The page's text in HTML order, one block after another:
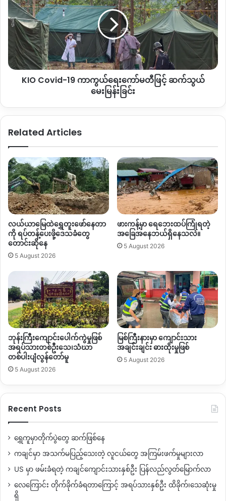
“ဒီအချိန်က ဘယ်လိုပဲဖြစ်ဖြစ် ငြိမ်းချမ်းရေးကို လုပ်ရမှာ။ အခုလိုစာ
ထုတ်တာတွေ့ရတော့ ကျနော်တို့လည်း အရမ်းအံ့သြတယ်။ ငြိမ်းချမ်း
ရေးကမလုပ်။ အခုဆို ကပ်ရောဂါကြောင့် ဘယ်အချိန် ဘာဖြစ်မ
လဲဆိုပြီး ရောဂါကာကွယ်ရေးတွေ လုပ်နေရတာ။ အခုလိုတွေ့ရတော့
မလုပ်သင့်တဲ့အရာလည်း ဖြစ်တယ်။”
စားဂျီ
မတူတဲ့သူတွေကို အမျိုးမတူ ကိုယ့်ရန်သူ ဒို့ရန်သူ ဆိုတဲ့ နည်းနဲ့
မျက်စိပိတ်လုပ်တာက အထင်သေးတဲ့သဘောဖြစ်တယ်။ ကိုယ့်
ယုံကြည်ချက်နှင့်ကိုယ် AA သာမက အခြားဘယ်တိုင်းရင်းသားမဆို
ကိုယ့်လူမျိုးတွေအတွက် ရပ်တည်နေမှုသာဖြစ်တယ်။ လူမျိုးမတူ၊
ခံယူချက်မတူ၊ နိုင်ငံရေးဖြေရှင်းချက်မပေးဘဲ ရန်သူ၊ အကြမ်းဖက်
19
ကာကွယ်ရေး
ကော်မတီ
ဖြင့်
ဆက်
သွယ်
မေးမြန်း
KIO Covid-19 ကာကွယ်ရေးကော်မတီဖြင့် ဆက်သွယ်
မေးမြန်းခြင်း
Related Articles
လယ်ယာမြေထဲရွှေတူးဖော်နေတာ
ကို ရပ်တန့်ပေးဖို့ဒေသခံတွေ
တောင်းဆိုနေ
5 August 2026
ဖားကန့်မှာ ရေဘေးထပ်ကြုံရတဲ့
အခြေအနေဘယ်ရှိနေသလဲ။
5 August 2026
ဘုန်းကြီးကျောင်းပေါက်ကွဲမှုဖြစ်
အရပ်သားတစ်ဦးသေ၊သံဃာ
တစ်ပါးပျံလွန်တော်မူ
5 August 2026
မြစ်ကြီးနားမှာ ကျောင်းသား
အချင်းချင်း ဓားထိုးမှုဖြစ်
5 August 2026
Recent Posts
ရွှေကူမှာတိုက်ပွဲတွေ ဆက်ဖြစ်နေ
ကချင်မှာ အသက်မပြည့်သေးတဲ့ လူငယ်တွေ အကြမ်းဖက်မှုများလာ
US မှာ ဖမ်းခံရတဲ့ ကချင်ကျောင်းသားနှစ်ဦး ပြန်လည်လွတ်မြောက်လာ
လေကြောင်း တိုက်ခိုက်ခံရတာကြောင့် အရပ်သားနှစ်ဦး ထိခိုက်၊သေဆုံးမှု
ရှိ